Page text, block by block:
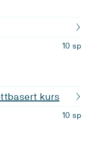
10 sp
kurs
10 sp